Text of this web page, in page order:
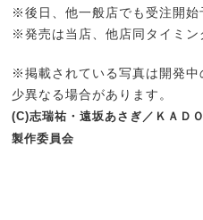
※後日、他一般店でも受注開始
※発売は当店、他店同タイミン
※掲載されている写真は開発中
少異なる場合があります。
(C)志瑞祐・遠坂あさぎ／ＫＡＤ
製作委員会